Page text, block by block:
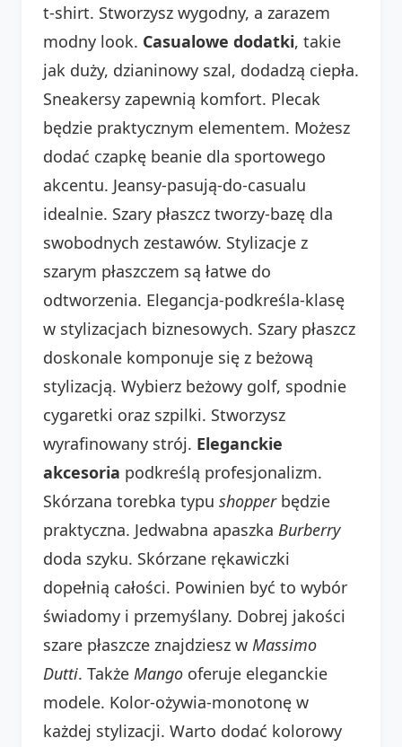
t-shirt. Stworzysz wygodny, a zarazem
modny look. Casualowe dodatki, takie
jak duży, dzianinowy szal, dodadzą ciepła.
Sneakersy zapewnią komfort. Plecak
będzie praktycznym elementem. Możesz
dodać czapkę beanie dla sportowego
akcentu. Jeansy-pasują-do-casualu
idealnie. Szary płaszcz tworzy-bazę dla
swobodnych zestawów. Stylizacje z
szarym płaszczem są łatwe do
odtworzenia. Elegancja-podkreśla-klasę
w stylizacjach biznesowych. Szary płaszcz
doskonale komponuje się z beżową
stylizacją. Wybierz beżowy golf, spodnie
cygaretki oraz szpilki. Stworzysz
wyrafinowany strój. Eleganckie
akcesoria podkreślą profesjonalizm.
Skórzana torebka typu shopperbędzie
praktyczna. Jedwabna apaszka Burberry
doda szyku. Skórzane rękawiczki
dopełnią całości. Powinien być to wybór
świadomy i przemyślany. Dobrej jakości
szare płaszcze znajdziesz w Massimo
Dutti. Także Mango oferuje eleganckie
modele. Kolor-ożywia-monotonę w
każdej stylizacji. Warto dodać kolorowy